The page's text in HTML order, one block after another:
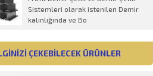
Sistemleri olarak istenilen Demir
kalınlığında ve Bo
ÇEKEBİLECEK ÜRÜNLER